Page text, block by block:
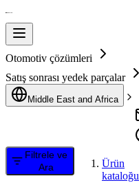
Otomotiv çözümleri
Satış sonrası yedek parçalar
Middle East and Africa
Filtrele ve
Ara
Ürün
kataloğu